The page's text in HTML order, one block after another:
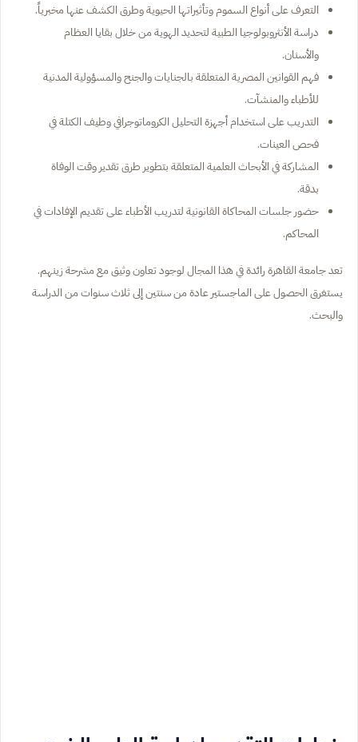
التعرف على أنواع السموم وتأثيراتها الحيوية وطرق الكشف عنها مخبرياً.
دراسة الأنثروبولوجيا الطبية لتحديد الهوية من خلال بقايا العظام
والأسنان.
فهم القوانين المصرية المتعلقة بالجنايات والجنح والمسؤولية المدنية
للأطباء والمنشآت.
التدريب على استخدام أجهزة التحليل الكروماتوجرافي وطيف الكتلة في
فحص العينات.
المشاركة في الأبحاث العلمية المتعلقة بتطوير طرق تقدير وقت الوفاة
بدقة.
حضور جلسات المحاكاة القانونية لتدريب الأطباء على تقديم الإفادات في
المحاكم.
تعد جامعة القاهرة رائدة في هذا المجال لوجود تعاون وثيق مع مشرحة زينهم.
يستغرق الحصول على الماجستير عادة من سنتين إلى ثلاث سنوات من الدراسة
والبحث.